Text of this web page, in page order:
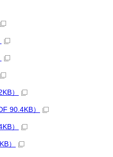
）
90.4KB）
）
）